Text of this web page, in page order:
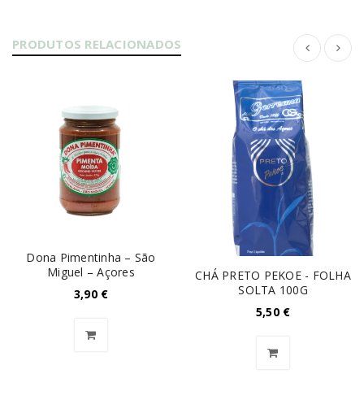
PRODUTOS RELACIONADOS
Dona Pimentinha – São
Miguel – Açores
3,90 €
CHÁ PRETO PEKOE - FOLHA
SOLTA 100G
5,50 €